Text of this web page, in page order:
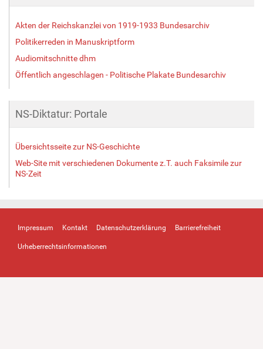
Akten der Reichskanzlei von 1919-1933 Bundesarchiv
Politikerreden in Manuskriptform
Audiomitschnitte dhm
Öffentlich angeschlagen - Politische Plakate Bundesarchiv
NS-Diktatur: Portale
Übersichtsseite zur NS-Geschichte
Web-Site mit verschiedenen Dokumente z.T. auch Faksimile zur
NS-Zeit
Impressum Kontakt Datenschutzerklärung Barrierefreiheit
Urheberrechtsinformationen